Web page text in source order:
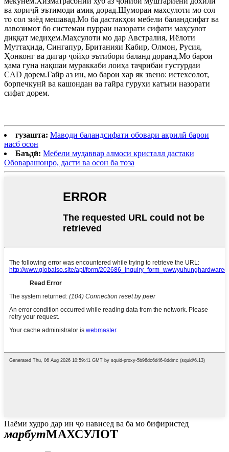
ва хориҷӣ эътимоди амиқ дорад.Шумораи махсулоти мо сол
то сол зиёд мешавад.Мо ба дастакҳои мебели баландсифат ва
лавозимот бо системаи пурраи назорати сифати маҳсулот
диққат медиҳем.Маҳсулоти мо дар Австралия, Иёлоти
Муттаҳида, Сингапур, Британияи Кабир, Олмон, Русия,
Ҳонконг ва дигар ҷойҳо эътибори баланд доранд.Мо барои
ҳама гуна нақшаи мураккаби лоиҳа таҷрибаи густурдаи
CAD дорем.Гайр аз ин, мо барои хар як звено: истехсолот,
борпечкунй ва кашондан ва гайра гурухи катъии назорати
сифат дорем.
гузашта: Маводи баландсифати обовари акрилӣ барои
насб осон
Баъдӣ: Мебели мудаввар алмоси кристалл дастаки
Обоварашонро, дастӣ ва осон ба тоза
Паёми худро дар ин ҷо нависед ва ба мо бифиристед
марбутМАХСУЛОТ